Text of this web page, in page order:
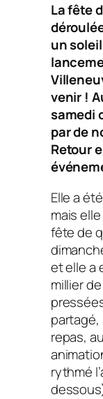
La fête
un
venir !
samedi
par de
Retour
Elle a
mais
fête de
et elle a
millier
partagé,
repas,
rythmé